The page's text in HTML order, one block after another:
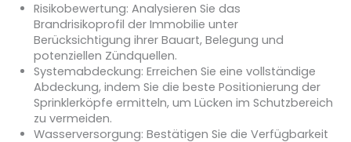
Risikobewertung: Analysieren Sie das
Brandrisikoprofil der Immobilie unter
Berücksichtigung ihrer Bauart, Belegung und
potenziellen Zündquellen.
Systemabdeckung: Erreichen Sie eine vollständige
Abdeckung, indem Sie die beste Positionierung der
Sprinklerköpfe ermitteln, um Lücken im Schutzbereich
zu vermeiden.
Wasserversorgung: Bestätigen Sie die Verfügbarkeit